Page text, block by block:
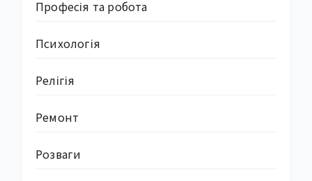
Професія та робота
Психологія
Релігія
Ремонт
Розваги